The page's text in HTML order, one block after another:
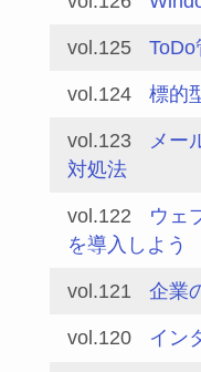
vol.125 ToDo
vol.124 標的
vol.123
メー
対処法
vol.122
ウェ
を導入しよう
vol.121 企業
vol.120 イン